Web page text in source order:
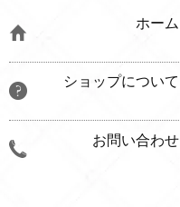
ホーム
ショップについて
お問い合わせ